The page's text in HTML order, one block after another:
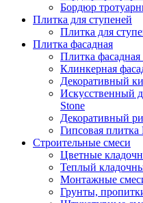
Бордюр
Плитка для ступеней
Плитка для
Плитка фасадная
Плитка фасадная
Клинкерная
Декоративный
Искусственный
Stone
Декоративный
Гипсовая плитка
Строительные смеси
Цветные
Теплый
Монтажные
Грунты,